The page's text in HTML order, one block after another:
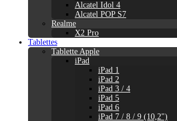
Alcatel Idol 4
Alcatel POP S7
Realme
X2 Pro
Tablettes
Tablette Apple
iPad
iPad 1
iPad 2
iPad 3 / 4
iPad 5
iPad 6
iPad 7 / 8 / 9 (10,2")